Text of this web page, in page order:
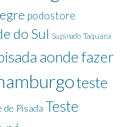
podostore
do Sul Supinado Taquara
aonde fazer
teste
de Pisada Teste